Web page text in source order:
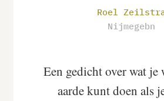
Roel
Nijmegebn
Een gedicht over wat je
aarde kunt doen als